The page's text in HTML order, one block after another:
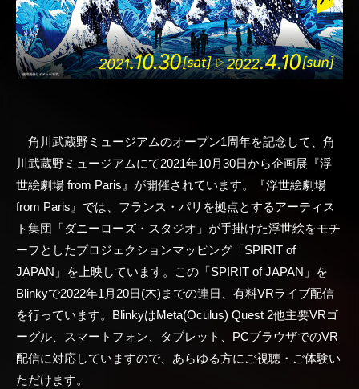
角川武蔵野ミュージアムのオープン1周年を記念して、角
川武蔵野ミュージアムにて2021年10月30日から企画展『浮
世絵劇場 from Paris』が開催されています。『浮世絵劇場
from Paris』では、フランス・パリを拠点とするアーティス
ト集団「ダニーローズ・スタジオ」が手掛けた浮世絵をモチ
ーフとしたプロジェクションマッピング「SPIRIT of
JAPAN」を上映しています。この「SPIRIT of JAPAN」を
Blinkyで2022年1月20日(木)までの連日、有料VRライブ配信
を行っています。BlinkyはMeta(Oculus) Quest 2他主要VRゴ
ーグル、スマートフォン、タブレット、PCブラウザでのVR
配信に対応していますので、あらゆる方にご視聴・ご体験い
ただけます。